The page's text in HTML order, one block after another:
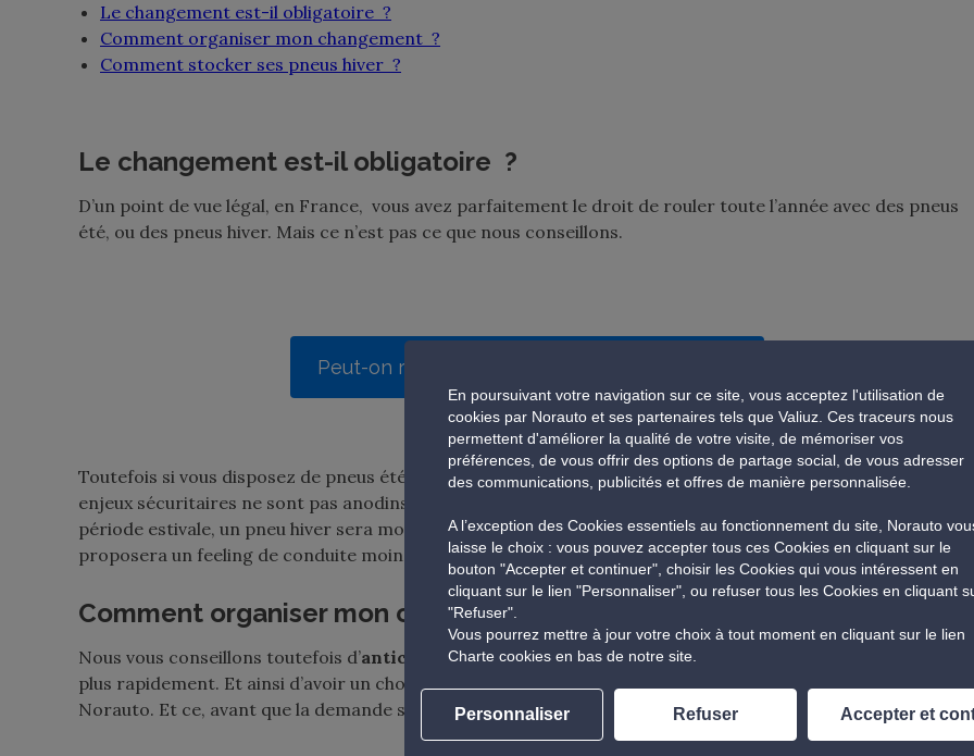
Le changement est-il obligatoire ?
Comment organiser mon changement ?
Comment stocker ses pneus hiver ?
Le changement est-il obligatoire ?
D’un point de vue légal, en France, vous avez parfaitement le droit de rouler toute l’année avec des pneus
été, ou des pneus hiver. Mais ce n’est pas ce que nous conseillons.
Peut-on rouler avec ses pneus hiver en été ?
Toutefois si vous disposez de pneus été et de pneus hiver,ne passez pas à côté de la permutation, car les
enjeux sécuritaires ne sont pas anodins. En effet lorsque la température monte, et plus spécifiquement en
période estivale, un pneu hiver sera moins performant . Il aura tendance à avoir une usure plus rapide et
proposera un feeling de conduite moins directif.
Comment organiser mon changement ?
Nous vous conseillons toutefois d’anticiper votre prise de rendez-vous !Cela vous permettra d’être reçu
plus rapidement. Et ainsi d’avoir un choix plus large de dates et créneaux horaires dans votre centre
Norauto. Et ce, avant que la demande se fasse de plus en plus ressentir…
En poursuivant votre navigation sur ce site, vous acceptez l'utilisation de
cookies par Norauto et ses partenaires tels que Valiuz. Ces traceurs nous
permettent d'améliorer la qualité de votre visite, de mémoriser vos
préférences, de vous offrir des options de partage social, de vous adresser
des communications, publicités et offres de manière personnalisée.
A l’exception des Cookies essentiels au fonctionnement du site, Norauto
laisse le choix : vous pouvez accepter tous ces Cookies en cliquant sur le
bouton "Accepter et continuer", choisir les Cookies qui vous intéressent en
cliquant sur le lien "Personnaliser", ou refuser tous les Cookies en cliquant
"Refuser".
Vous pourrez mettre à jour votre choix à tout moment en cliquant sur le lien
Charte cookies en bas de notre site.
Personnaliser Refuser Accepter et